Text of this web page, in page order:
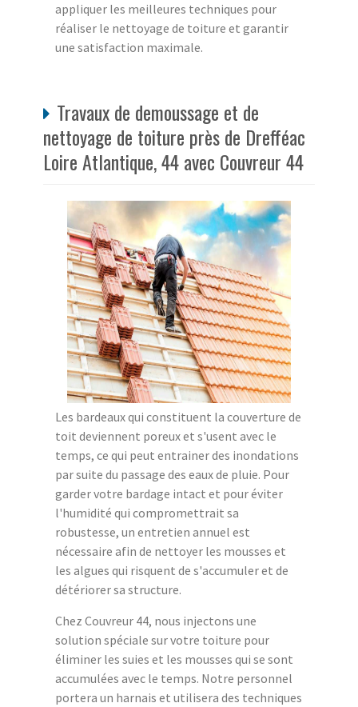
appliquer les meilleures techniques pour
réaliser le nettoyage de toiture et garantir
une satisfaction maximale.
Travaux de demoussage et de
nettoyage de toiture près de Drefféac
Loire Atlantique, 44 avec Couvreur 44
Les bardeaux qui constituent la couverture de
toit deviennent poreux et s'usent avec le
temps, ce qui peut entrainer des inondations
par suite du passage des eaux de pluie. Pour
garder votre bardage intact et pour éviter
l'humidité qui compromettrait sa
robustesse, un entretien annuel est
nécessaire afin de nettoyer les mousses et
les algues qui risquent de s'accumuler et de
détériorer sa structure.
Chez Couvreur 44, nous injectons une
solution spéciale sur votre toiture pour
éliminer les suies et les mousses qui se sont
accumulées avec le temps. Notre personnel
portera un harnais et utilisera des techniques